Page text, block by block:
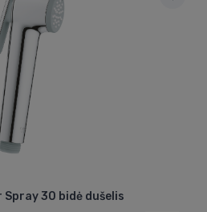
30 bidė dušelis